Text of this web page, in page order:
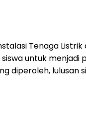
Tenaga
untuk menjadi
diperoleh, lulusan